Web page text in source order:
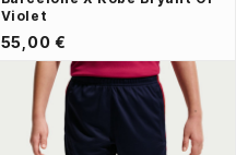
Violet
55,00 €